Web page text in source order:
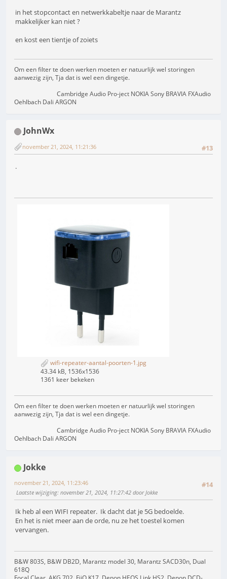
in het stopcontact en netwerkkabeltje naar de Marantz
makkelijker kan niet ?
en kost een tientje of zoiets
Om een filter te doen werken moeten er natuurlijk wel storingen
aanwezig zijn, Tja dat is wel een dingetje.
Cambridge Audio Pro-ject NOKIA Sony BRAVIA FXAudio
Oehlbach Dali ARGON
JohnWx
#13
november 21, 2024, 11:21:36
.
wifi-repeater-aantal-poorten-1.jpg
43.34 kB, 1536x1536
1361 keer bekeken
Om een filter te doen werken moeten er natuurlijk wel storingen
aanwezig zijn, Tja dat is wel een dingetje.
Cambridge Audio Pro-ject NOKIA Sony BRAVIA FXAudio
Oehlbach Dali ARGON
Jokke
#14
november 21, 2024, 11:23:46
Laatste wijziging: november 21, 2024, 11:27:42 door Jokke
Ik heb al een WIFI repeater. Ik dacht dat je 5G bedoelde.
En het is niet meer aan de orde, nu ze het toestel komen
vervangen.
B&W 803S, B&W DB2D, Marantz model 30, Marantz SACD30n, Dual
618Q